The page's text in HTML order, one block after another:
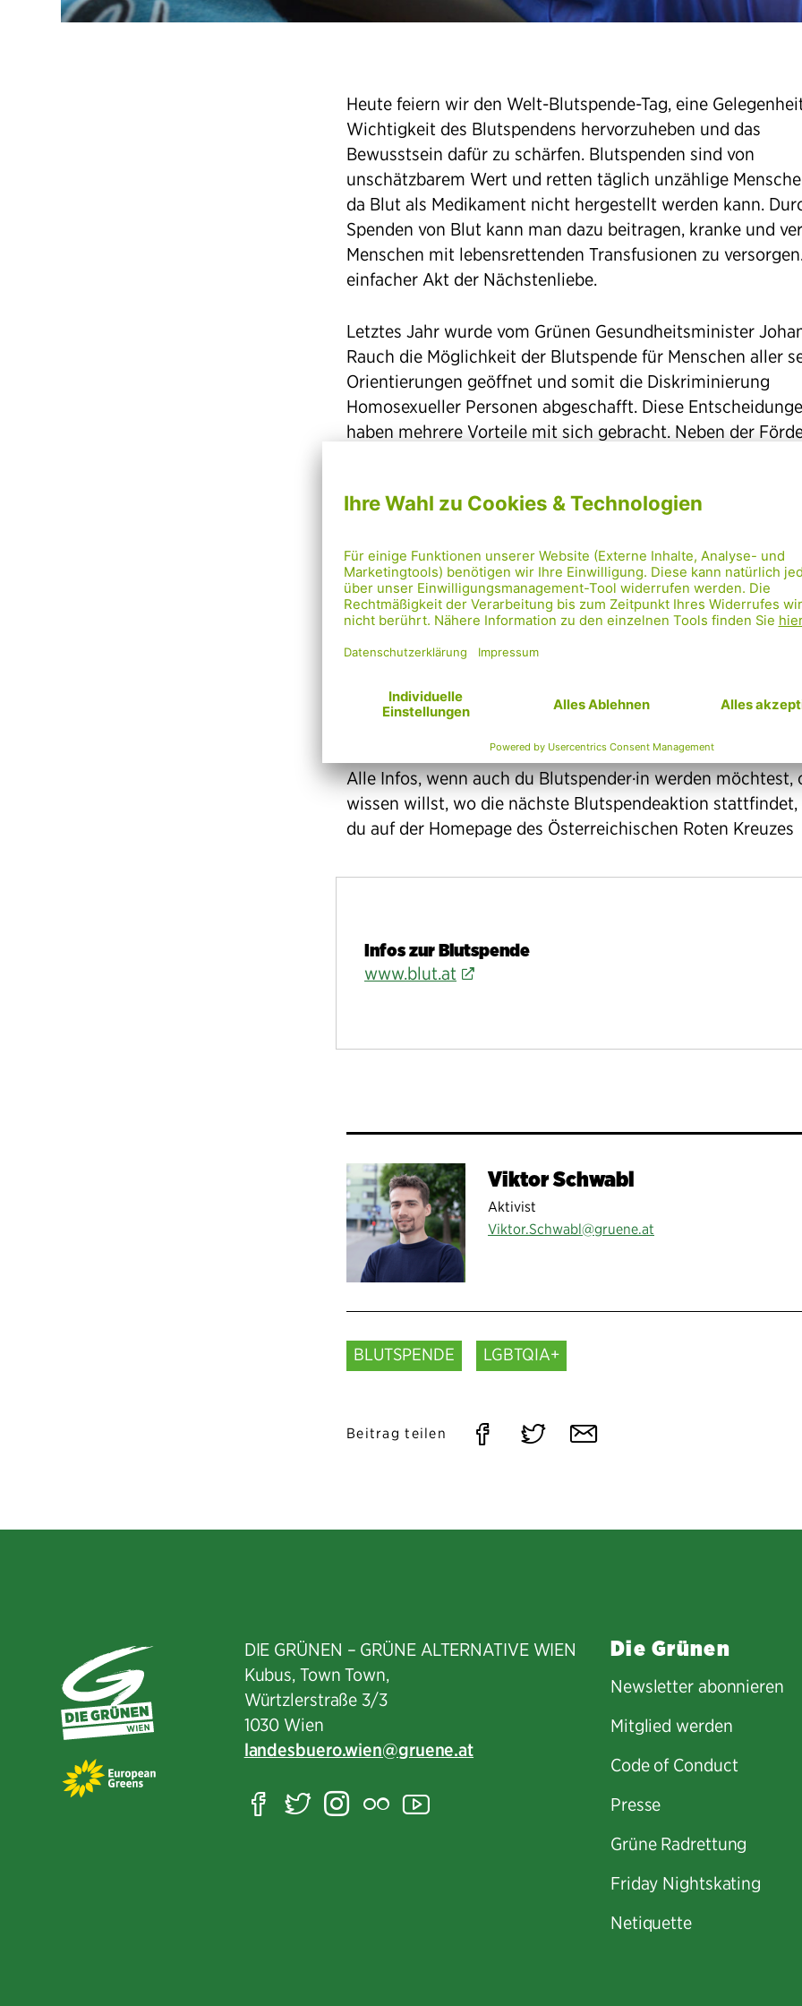
Heute feiern wir den Welt-Blutspende-Tag, eine
Wichtigkeit des Blutspendens hervorzuheben und das
Bewusstsein dafür zu schärfen. Blutspenden sind von
unschätzbarem Wert und retten täglich unzählige
da Blut als Medikament nicht hergestellt werden kann.
Spenden von Blut kann man dazu beitragen, kranke und
Menschen mit lebensrettenden Transfusionen zu
einfacher Akt der Nächstenliebe.
Letztes Jahr wurde vom Grünen Gesundheitsminister
Rauch die Möglichkeit der Blutspende für Menschen aller
Orientierungen geöffnet und somit die Diskriminierung
Homosexueller Personen abgeschafft. Diese
haben mehrere Vorteile mit sich gebracht. Neben der
Orientierung oder Geschlechtsidentität keine Rolle bei der
notwendigen gesundheitlichen Kriterien erfüllt, sollte die
Möglichkeit haben, Blut zu spenden und anderen zu helfen.
Darüber hinaus hat die Öffnung der Blutspende für alle
Menschen die Anzahl der potenziellen Blutspender erhöht.
wie spende ich Blut?
Alle Infos, wenn auch du Blutspender·in werden möchtest,
wissen willst, wo die nächste Blutspendeaktion stattfindet,
du auf der Homepage des Österreichischen Roten Kreuzes
Infos zur Blutspende
www.blut.at
Viktor Schwabl
Aktivist
Viktor.Schwabl@gruene.at
BLUTSPENDE LGBTQIA+
Beitrag teilen
Auf Auf Per
DIE GRÜNEN – GRÜNE ALTERNATIVE WIEN
Kubus, Town Town,
Würtzlerstraße 3/3​
1030 Wien
landesbuero.wien
gruene.at
Facebook
TwitterInstagram
FlickrYouTube
Die Grünen
Newsletter abonnieren
Mitglied werden
Code of Conduct
Presse
Grüne Radrettung
Friday Nightskating
Netiquette